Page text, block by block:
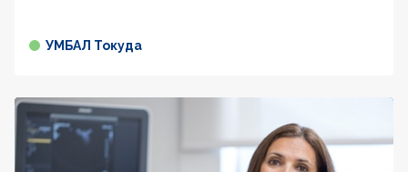
УМБАЛ Токуда